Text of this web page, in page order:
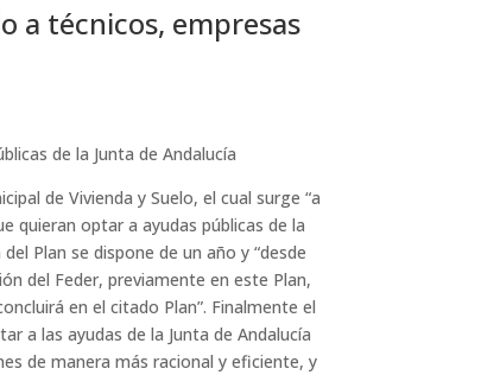
a técnicos, empresas
de la Junta de Andalucía
de Vivienda y Suelo, el cual surge “a
quieran optar a ayudas públicas de la
Plan se dispone de un año y “desde
del Feder, previamente en este Plan,
en el citado Plan”. Finalmente el
a las ayudas de la Junta de Andalucía
de manera más racional y eficiente, y